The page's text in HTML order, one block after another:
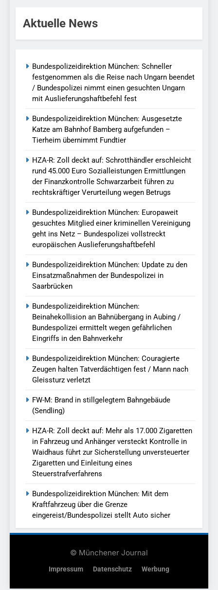
Aktuelle News
Bundespolizeidirektion München: Schneller
festgenommen als die Reise nach Ungarn beendet
/ Bundespolizei nimmt einen gesuchten Ungarn
mit Auslieferungshaftbefehl fest
Bundespolizeidirektion München: Ausgesetzte
Katze am Bahnhof Bamberg aufgefunden –
Tierheim übernimmt Fundtier
HZA-R: Zoll deckt auf: Schrotthändler erschleicht
rund 45.000 Euro Sozialleistungen Ermittlungen
der Finanzkontrolle Schwarzarbeit führen zu
rechtskräftiger Verurteilung wegen Betrugs
Bundespolizeidirektion München: Europaweit
gesuchtes Mitglied einer kriminellen Vereinigung
geht ins Netz – Bundespolizei vollstreckt
europäischen Auslieferungshaftbefehl
Bundespolizeidirektion München: Update zu den
Einsatzmaßnahmen der Bundespolizei in
Saarbrücken
Bundespolizeidirektion München:
Beinahekollision an Bahnübergang in Aubing /
Bundespolizei ermittelt wegen gefährlichen
Eingriffs in den Bahnverkehr
Bundespolizeidirektion München: Couragierte
Zeugen halten Tatverdächtigen fest / Mann nach
Gleissturz verletzt
FW-M: Brand in stillgelegtem Bahngebäude
(Sendling)
HZA-R: Zoll deckt auf: Mehr als 17.000 Zigaretten
in Fahrzeug und Anhänger versteckt Kontrolle in
Waidhaus führt zur Sicherstellung unversteuerter
Zigaretten und Einleitung eines
Steuerstrafverfahrens
Bundespolizeidirektion München: Mit dem
Kraftfahrzeug über die Grenze
eingereist/Bundespolizei stellt Auto sicher
© Münchener Journal
Impressum Datenschutz Werbung